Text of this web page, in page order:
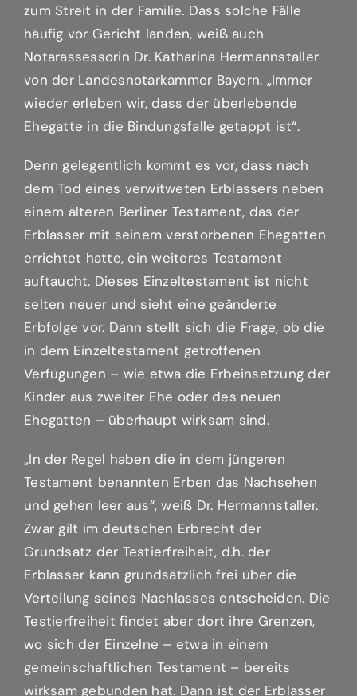
zum Streit in der Familie. Dass solche Fälle
häufig vor Gericht landen, weiß auch
Notarassessorin Dr. Katharina Hermannstaller
von der Landesnotarkammer Bayern. „Immer
wieder erleben wir, dass der überlebende
Ehegatte in die Bindungsfalle getappt ist“.
Denn gelegentlich kommt es vor, dass nach
dem Tod eines verwitweten Erblassers neben
einem älteren Berliner Testament, das der
Erblasser mit seinem verstorbenen Ehegatten
errichtet hatte, ein weiteres Testament
auftaucht. Dieses Einzeltestament ist nicht
selten neuer und sieht eine geänderte
Erbfolge vor. Dann stellt sich die Frage, ob die
in dem Einzeltestament getroffenen
Verfügungen – wie etwa die Erbeinsetzung der
Kinder aus zweiter Ehe oder des neuen
Ehegatten – überhaupt wirksam sind.
„In der Regel haben die in dem jüngeren
Testament benannten Erben das Nachsehen
und gehen leer aus“, weiß Dr. Hermannstaller.
Zwar gilt im deutschen Erbrecht der
Grundsatz der Testierfreiheit, d.h. der
Erblasser kann grundsätzlich frei über die
Verteilung seines Nachlasses entscheiden. Die
Testierfreiheit findet aber dort ihre Grenzen,
wo sich der Einzelne – etwa in einem
gemeinschaftlichen Testament – bereits
wirksam gebunden hat. Dann ist der Erblasser